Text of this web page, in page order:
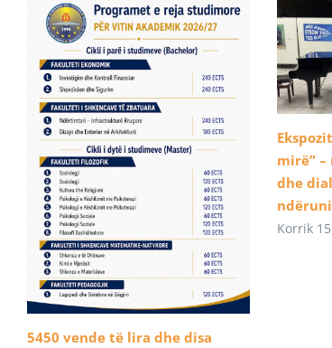
5450 vende të lira dhe disa
mirë”
dhe
Korrik